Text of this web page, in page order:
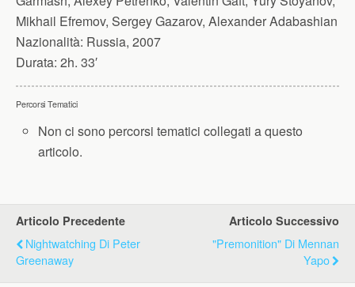
Mikhail Efremov, Sergey Gazarov, Alexander Adabashian
Nazionalità: Russia, 2007
Durata: 2h. 33′
Percorsi Tematici
Non ci sono percorsi tematici collegati a questo
articolo.
Articolo Precedente
Nightwatching Di Peter
Greenaway
Articolo Successivo
"Premonition" Di Mennan
Yapo